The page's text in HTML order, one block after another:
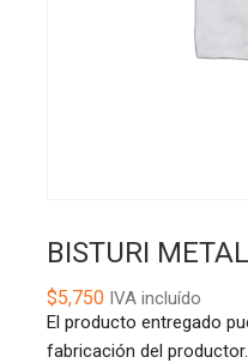
BISTURI
$5,750IVA incluído
El producto entregado
fabricación del productor.